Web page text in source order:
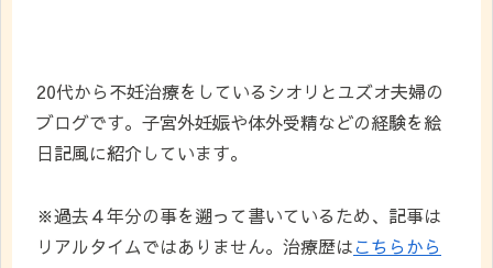
20代から不妊治療をしているシオリとユズオ夫婦の
ブログです。子宮外妊娠や体外受精などの経験を絵
日記風に紹介しています。
※過去４年分の事を遡って書いているため、記事は
リアルタイムではありません。治療歴はこちらから